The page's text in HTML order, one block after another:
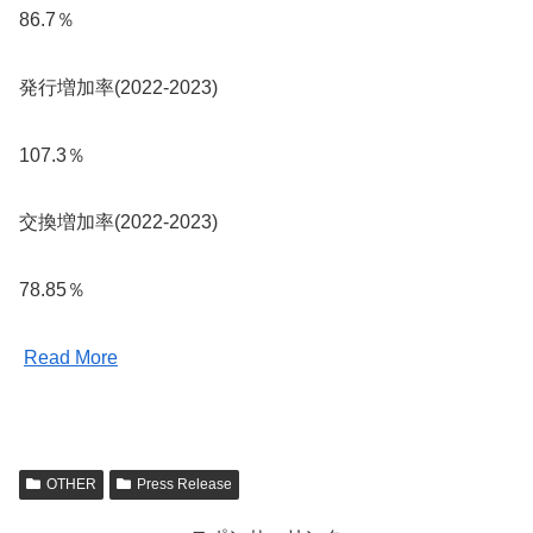
86.7％
発行増加率(2022-2023)
107.3％
交換増加率(2022-2023)
78.85％
Read More
OTHER Press Release